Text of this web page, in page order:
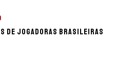
de jogadoras brasileiras